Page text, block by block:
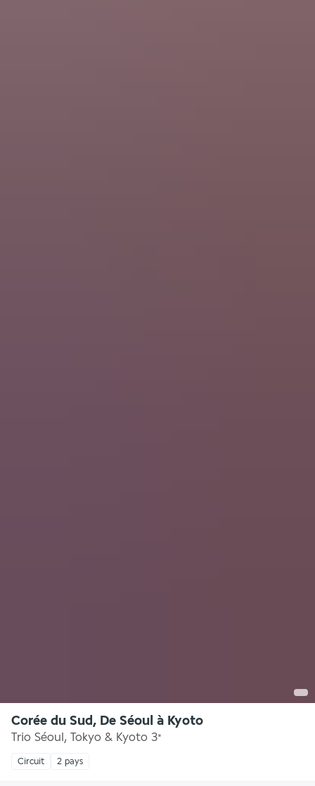
Corée du Sud, De Séoul à Kyoto
Trio Séoul, Tokyo & Kyoto 3*
Circuit 2 pays